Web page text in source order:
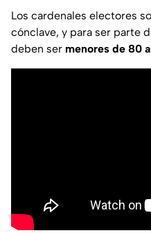
Los cardenales electores
cónclave, y para ser parte
deben ser menores de 80